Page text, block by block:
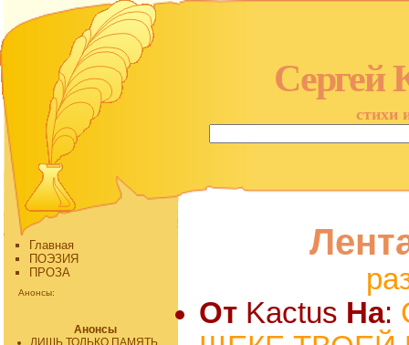
Сергей
стихи
Главная
ПОЭЗИЯ
ПРОЗА
Анонсы:
Анонсы
ЛИШЬ ТОЛЬКО ПАМЯТЬ
От Kactus На: